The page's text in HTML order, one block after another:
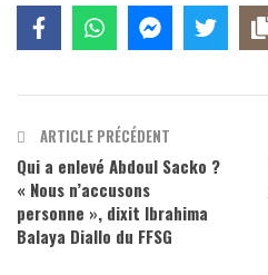
ARTICLE PRÉCÉDENT
Qui a enlevé Abdoul Sacko ?
« Nous n’accusons
personne », dixit Ibrahima
Balaya Diallo du FFSG